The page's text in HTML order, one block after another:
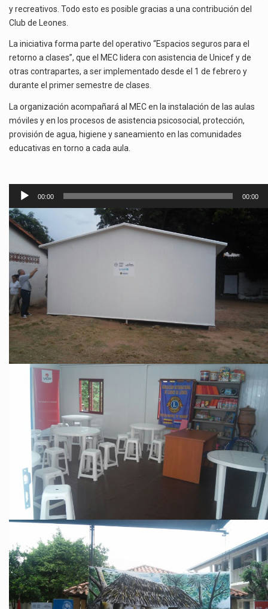
y recreativos. Todo esto es posible gracias a una contribución del
Club de Leones.
La iniciativa forma parte del operativo “Espacios seguros para el
retorno a clases”, que el MEC lidera con asistencia de Unicef y de
otras contrapartes, a ser implementado desde el 1 de febrero y
durante el primer semestre de clases.
La organización acompañará al MEC en la instalación de las aulas
móviles y en los procesos de asistencia psicosocial, protección,
provisión de agua, higiene y saneamiento en las comunidades
educativas en torno a cada aula.
Reproductor
audio
00:00 00:00